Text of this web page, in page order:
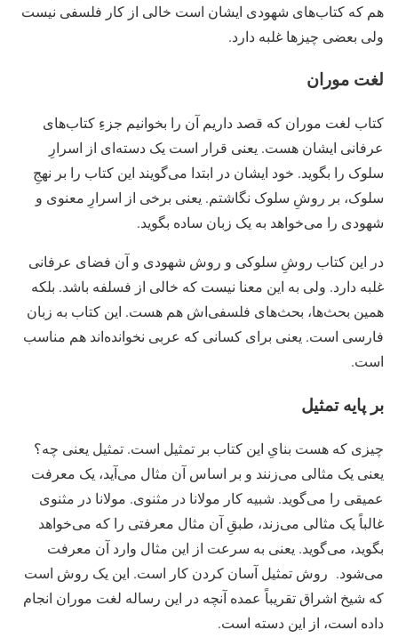
هم که کتاب‌های شهودی ایشان است خالی از کار فلسفی نیست
ولی بعضی چیزها غلبه دارد.
لغت موران
کتاب لغت موران که قصد داریم آن را بخوانیم جزءِ کتاب‌های
عرفانی ایشان هست. یعنی قرار است یک دسته‌ای از اسرارِ
سلوک را بگوید. خود ایشان در ابتدا می‌گویند این کتاب را بر نهجِ
سلوک، بر روشِ سلوک نگاشتم. یعنی برخی از اسرارِ معنوی و
شهودی را می‌خواهد به یک زبان ساده بگوید.
در این کتاب روشِ سلوکی و روش شهودی و آن فضای عرفانی
غلبه دارد. ولی به این معنا نیست که خالی از فسلفه باشد. بلکه
همین بحث‌ها، بحث‌های فلسفی‌اش هم هست. این کتاب به زبان
فارسی است. یعنی برای کسانی که عربی نخوانده‌اند هم مناسب
است.
بر پایه تمثیل
چیزی که هست بنایِ این کتاب بر تمثیل است. تمثیل یعنی چه؟
یعنی یک مثالی می‌زنند و بر اساس آن مثال می‌آید، یک معرفت
عمیقی را می‌گوید. شبیه کار مولانا در مثنوی. مولانا در مثنوی
غالباً یک مثالی می‌زند، طبقِ آن مثال معرفتی را که می‌خواهد
بگوید، می‌گوید. یعنی به سرعت از این مثال وارد آن معرفت
می‌شود. روش تمثیل آسان کردن کار است. این یک روش است
که شیخ اشراق تقریباً عمده آنچه در این رساله لغت موران انجام
داده است، از این دسته است.